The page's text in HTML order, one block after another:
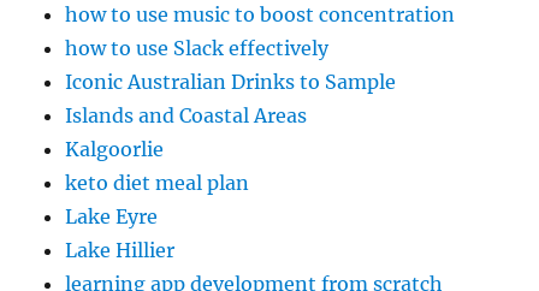
how to use music to boost concentration
how to use Slack effectively
Iconic Australian Drinks to Sample
Islands and Coastal Areas
Kalgoorlie
keto diet meal plan
Lake Eyre
Lake Hillier
learning app development from scratch